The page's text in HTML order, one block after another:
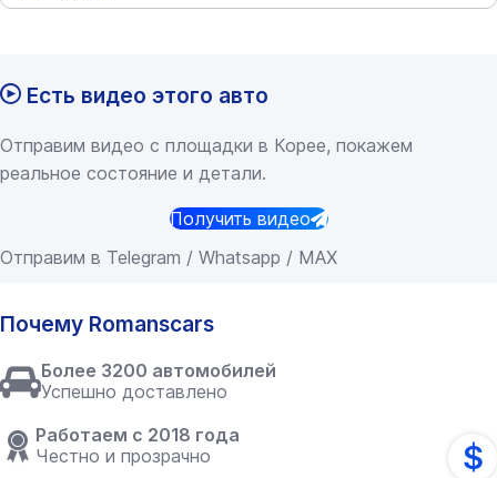
Есть видео этого авто
Отправим видео с площадки в Корее, покажем
реальное состояние и детали.
Получить видео
Отправим в Telegram / Whatsapp / MAX
Почему Romanscars
Более 3200 автомобилей
Успешно доставлено
Работаем с 2018 года
Честно и прозрачно
$